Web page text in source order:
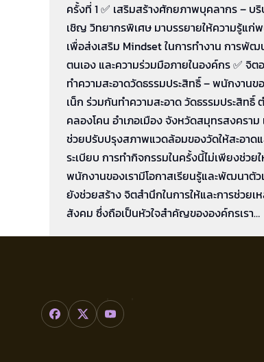
ครั้งที่ 1 ✅ เสริมสร้างศักยภาพบุคลากร – บ
เชิญ วิทยากรพิเศษ มาบรรยายให้ความรู้แก่
เพื่อส่งเสริม Mindset ในการทำงาน การพัฒ
ตนเอง และความร่วมมือภายในองค์กร ✅ จิต
ทำความสะอาดวัดธรรมประสิทธิ์ – พนักงานข
เน็ก ร่วมกันทำความสะอาด วัดธรรมประสิทธิ์
คลองโคน อำเภอเมือง จังหวัดสมุทรสงคราม
ช่วยปรับปรุงสภาพแวดล้อมของวัดให้สะอาดแ
ระเบียบ การทำกิจกรรมในครั้งนี้ไม่เพียงช่วย
พนักงานของเรามีโอกาสเรียนรู้และพัฒนาตัว
ยังช่วยสร้าง จิตสำนึกในการให้และการช่วยเ
สังคม ซึ่งถือเป็นหัวใจสำคัญขององค์กรเรา…